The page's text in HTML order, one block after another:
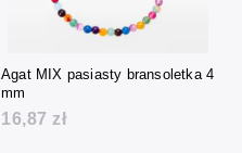
Agat MIX pasiasty bransoletka 4
mm
16,87 zł